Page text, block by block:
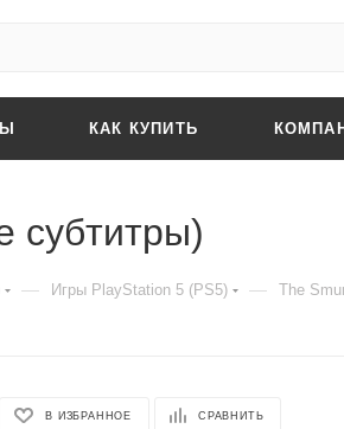
КАК КУПИТЬ
субтитры)
— Игры PlayStation 5 (PS5) — The
В ИЗБРАННОЕ СРАВНИТЬ